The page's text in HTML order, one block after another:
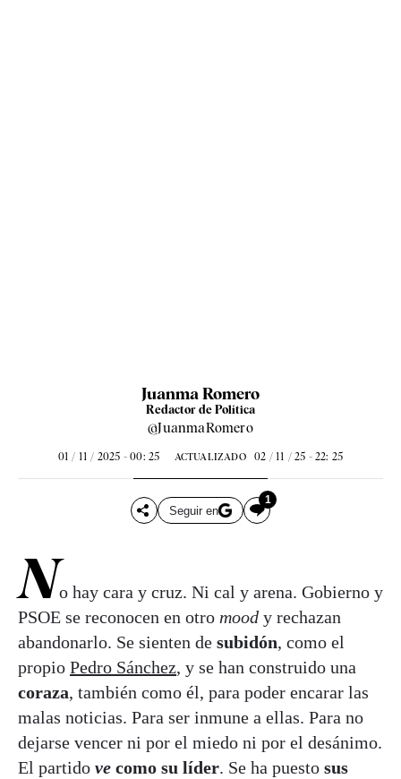
Juanma Romero
Redactor de Política
@JuanmaRomero
01 / 11 / 2025 - 00: 25 ACTUALIZADO 02 / 11 / 25 - 22: 25
Seguir en
1
No hay cara y cruz. Ni cal y arena. Gobierno y
PSOE se reconocen en otro mood y rechazan
abandonarlo. Se sienten de subidón, como el
propio Pedro Sánchez, y se han construido una
coraza, también como él, para poder encarar las
malas noticias. Para ser inmune a ellas. Para no
dejarse vencer ni por el miedo ni por el desánimo.
El partido ve como su líder. Se ha puesto sus